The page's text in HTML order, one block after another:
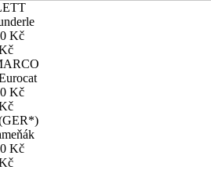
Kč
Kč
Kč